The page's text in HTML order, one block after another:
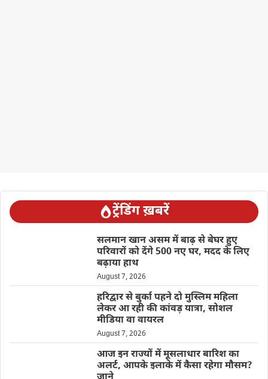
ट्रेंडिंग ख़बरें
सलमान खान असम में बाढ़ से बेघर हुए
परिवारों को देंगे 500 नए घर, मदद के लिए
बढ़ाया हाथ
August 7, 2026
हरिद्वार से बुर्का पहने दो मुस्लिम महिला
लेकर आ रही की कांवड़ यात्रा, सोशल
मीडिया वा वायरल
August 7, 2026
आज इन राज्यों में मूसलाधार बारिश का
अलर्ट, आपके इलाके में कैसा रहेगा मौसम?